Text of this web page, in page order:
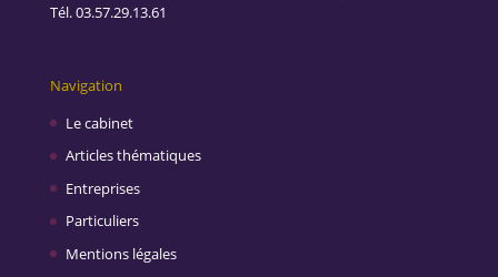
Tél. 03.57.29.13.61
Navigation
Le cabinet
Articles thématiques
Entreprises
Particuliers
Mentions légales